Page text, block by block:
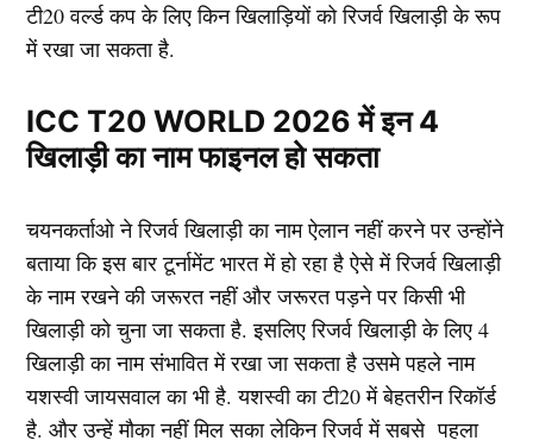
टी20 वर्ल्ड कप के लिए किन खिलाड़ियों को रिजर्व खिलाड़ी के रूप
में रखा जा सकता है.
ICC T20 WORLD 2026 में इन 4
खिलाड़ी का नाम फाइनल हो सकता
चयनकर्ताओ ने रिजर्व खिलाड़ी का नाम ऐलान नहीं करने पर उन्होंने
बताया कि इस बार टूर्नामेंट भारत में हो रहा है ऐसे में रिजर्व खिलाड़ी
के नाम रखने की जरूरत नहीं और जरूरत पड़ने पर किसी भी
खिलाड़ी को चुना जा सकता है. इसलिए रिजर्व खिलाड़ी के लिए 4
खिलाड़ी का नाम संभावित में रखा जा सकता है उसमे पहले नाम
यशस्वी जायसवाल का भी है. यशस्वी का टी20 में बेहतरीन रिकॉर्ड
है. और उन्हें मौका नहीं मिल सका लेकिन रिजर्व में सबसे पहला